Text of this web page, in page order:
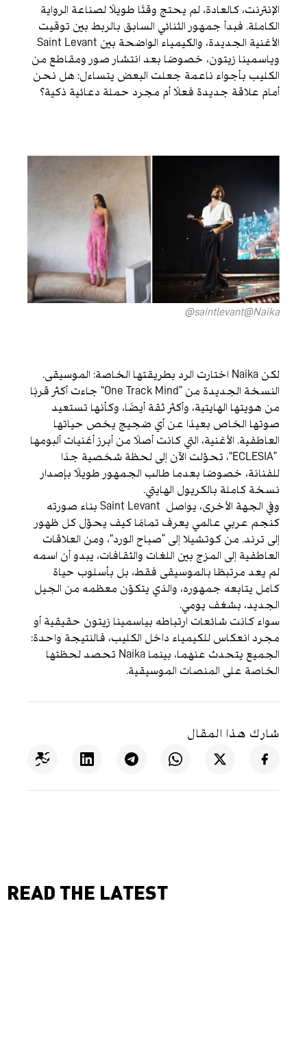
الإنترنت، كالعادة، لم يحتج وقتًا طويلًا لصناعة الرواية
الكاملة. فبدأ جمهور الثنائي السابق بالربط بين توقيت
الأغنية الجديدة، والكيمياء الواضحة بين Saint Levant
وياسمينا زيتون، خصوصًا بعد انتشار صور ومقاطع من
الكليب بأجواء ناعمة جعلت البعض يتساءل: هل نحن
أمام علاقة جديدة فعلًا أم مجرد حملة دعائية ذكية؟
saintlevant@Naika@
لكن Naika اختارت الرد بطريقتها الخاصة: الموسيقى.
النسخة الجديدة من “One Track Mind” جاءت أكثر قربًا
من هويتها الهايتية، وأكثر ثقة أيضًا، وكأنها تستعيد
صوتها الخاص بعيدًا عن أي ضجيج يخص حياتها
العاطفية. الأغنية، التي كانت أصلًا من أبرز أغنيات ألبومها
“ECLESIA”، تحوّلت الآن إلى لحظة شخصية جدًا
للفنانة، خصوصًا بعدما طالب الجمهور طويلًا بإصدار
نسخة كاملة بالكريول الهايتي.
وفي الجهة الأخرى، يواصل Saint Levant بناء صورته
كنجم عربي عالمي يعرف تمامًا كيف يحوّل كل ظهور
إلى ترند. من كوتشيلا إلى “صباح الورد”، ومن العلاقات
العاطفية إلى المزج بين اللغات والثقافات، يبدو أن اسمه
لم يعد مرتبطًا بالموسيقى فقط، بل بأسلوب حياة
كامل يتابعه جمهوره، والذي يتكوّن معظمه من الجيل
الجديد، بشغف يومي.
سواء كانت شائعات ارتباطه بياسمينا زيتون حقيقية أو
مجرد انعكاس للكيمياء داخل الكليب، فالنتيجة واحدة:
الجميع يتحدث عنهما، بينما Naika تحصد لحظتها
الخاصة على المنصات الموسيقية.
شارك هذا المقال
READ THE LATEST